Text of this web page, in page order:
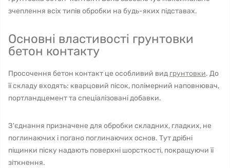
зчеплення всіх типів обробки на будь-яких підставах.
Основні властивості грунтовки
бетон контакту
Просочення бетон контакт це особливий вид грунтовки. До
її складу входять: кварцовий пісок, полімерний наповнювач,
портландцемент та спеціалізовані добавки.
З'єднання призначене для обробки складних, гладких, не
поглинаючих і погано поглинаючих основ. Тут дрібні
піщинки піску надають поверхні шорсткості, покращуючи її
зіткнення.